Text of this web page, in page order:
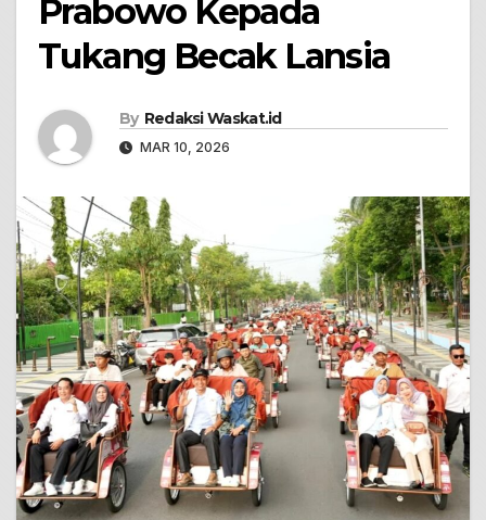
Prabowo Kepada
Tukang Becak Lansia
By Redaksi Waskat.id
MAR 10, 2026